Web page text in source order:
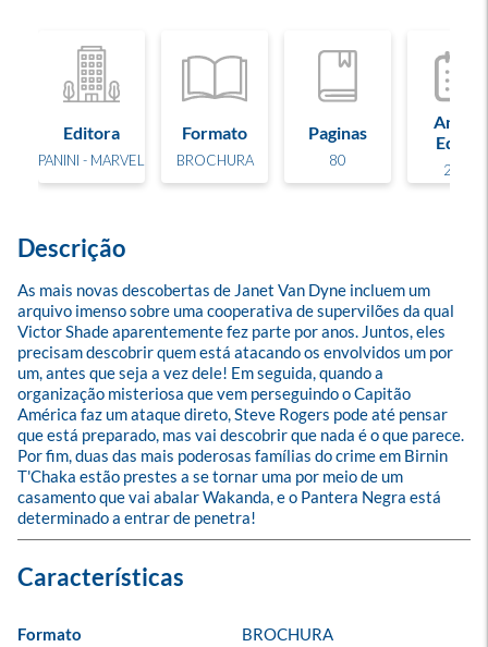
Editora
PANINI - MARVEL
Formato
BROCHURA
Paginas
80
Ano de
Edição
2024
Descrição
As mais novas descobertas de Janet Van Dyne incluem um
arquivo imenso sobre uma cooperativa de supervilões da qual
Victor Shade aparentemente fez parte por anos. Juntos, eles
precisam descobrir quem está atacando os envolvidos um por
um, antes que seja a vez dele! Em seguida, quando a
organização misteriosa que vem perseguindo o Capitão
América faz um ataque direto, Steve Rogers pode até pensar
que está preparado, mas vai descobrir que nada é o que parece.
Por fim, duas das mais poderosas famílias do crime em Birnin
T'Chaka estão prestes a se tornar uma por meio de um
casamento que vai abalar Wakanda, e o Pantera Negra está
determinado a entrar de penetra!
Formato
BROCHURA